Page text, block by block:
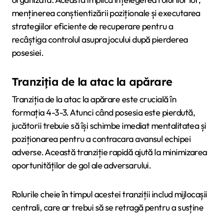
menținerea conștientizării poziționale și executarea
strategiilor eficiente de recuperare pentru a
recâștiga controlul asupra jocului după pierderea
posesiei.
Tranziția de la atac la apărare
Tranziția de la atac la apărare este crucială în
formația 4-3-3. Atunci când posesia este pierdută,
jucătorii trebuie să își schimbe imediat mentalitatea și
poziționarea pentru a contracara avansul echipei
adverse. Această tranziție rapidă ajută la minimizarea
oportunităților de gol ale adversarului.
Rolurile cheie în timpul acestei tranziții includ mijlocașii
centrali, care ar trebui să se retragă pentru a susține